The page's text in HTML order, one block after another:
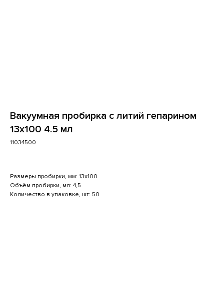
Вакуумная пробирка с литий гепарином
13x100 4.5 мл
11034500
Размеры пробирки, мм: 13x100
Объём пробирки, мл: 4,5
Количество в упаковке, шт: 50